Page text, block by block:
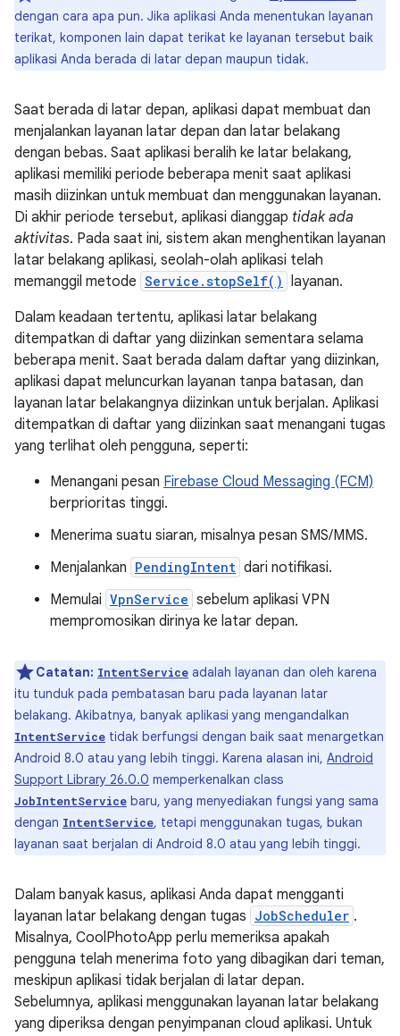
dengan cara apa pun. Jika aplikasi Anda menentukan layanan
terikat, komponen lain dapat terikat ke layanan tersebut baik
aplikasi Anda berada di latar depan maupun tidak.
Saat berada di latar depan, aplikasi dapat membuat dan
menjalankan layanan latar depan dan latar belakang
dengan bebas. Saat aplikasi beralih ke latar belakang,
aplikasi memiliki periode beberapa menit saat aplikasi
masih diizinkan untuk membuat dan menggunakan layanan.
Di akhir periode tersebut, aplikasi dianggap tidak ada
aktivitas. Pada saat ini, sistem akan menghentikan layanan
latar belakang aplikasi, seolah-olah aplikasi telah
memanggil metode Service.stopSelf() layanan.
Dalam keadaan tertentu, aplikasi latar belakang
ditempatkan di daftar yang diizinkan sementara selama
beberapa menit. Saat berada dalam daftar yang diizinkan,
aplikasi dapat meluncurkan layanan tanpa batasan, dan
layanan latar belakangnya diizinkan untuk berjalan. Aplikasi
ditempatkan di daftar yang diizinkan saat menangani tugas
yang terlihat oleh pengguna, seperti:
Menangani pesan Firebase Cloud Messaging (FCM)
berprioritas tinggi.
Menerima suatu siaran, misalnya pesan SMS/MMS.
Menjalankan PendingIntent dari notifikasi.
Memulai VpnService sebelum aplikasi VPN
mempromosikan dirinya ke latar depan.
Catatan: IntentService adalah layanan dan oleh karena
itu tunduk pada pembatasan baru pada layanan latar
belakang. Akibatnya, banyak aplikasi yang mengandalkan
IntentService tidak berfungsi dengan baik saat menargetkan
Android 8.0 atau yang lebih tinggi. Karena alasan ini, Android
Support Library 26.0.0 memperkenalkan class
JobIntentService baru, yang menyediakan fungsi yang sama
dengan IntentService, tetapi menggunakan tugas, bukan
layanan saat berjalan di Android 8.0 atau yang lebih tinggi.
Dalam banyak kasus, aplikasi Anda dapat mengganti
layanan latar belakang dengan tugas JobScheduler .
Misalnya, CoolPhotoApp perlu memeriksa apakah
pengguna telah menerima foto yang dibagikan dari teman,
meskipun aplikasi tidak berjalan di latar depan.
Sebelumnya, aplikasi menggunakan layanan latar belakang
yang diperiksa dengan penyimpanan cloud aplikasi. Untuk